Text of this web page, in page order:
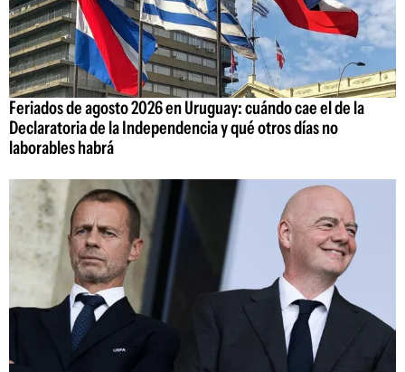
Feriados de agosto 2026 en Uruguay: cuándo cae el de la
Declaratoria de la Independencia y qué otros días no
laborables habrá